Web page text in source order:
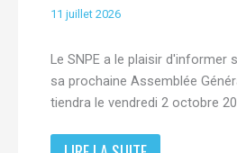
11 juillet 2026
Le SNPE a le plaisir d'informer
sa prochaine Assemblée
tiendra le vendredi 2 octobre